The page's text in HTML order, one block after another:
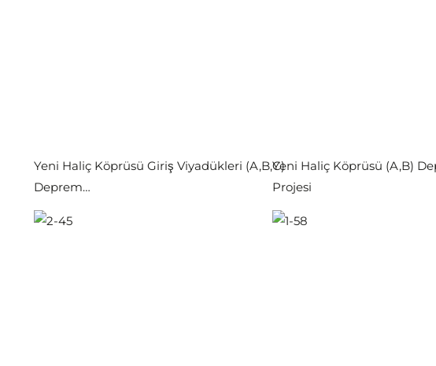
Yeni Haliç Köprüsü Giriş Viyadükleri (A,B,C)
Deprem…
Yeni Haliç Köprüsü (A,B)
Projesi